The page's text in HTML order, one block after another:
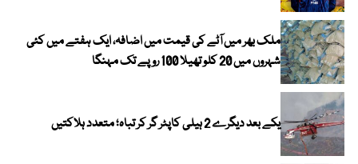
ملک بھر میں آٹے کی قیمت میں اضافہ، ایک ہفتے میں کئی
شہروں میں 20 کلو تھیلا 100 روپے تک مہنگا
یکے بعد دیگرے 2 ہیلی کاپٹر گر کر تباہ؛ متعدد ہلاکتیں